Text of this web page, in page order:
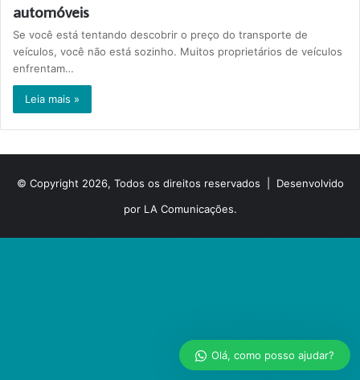
automóveis
Se você está tentando descobrir o preço do transporte de
veículos, você não está sozinho. Muitos proprietários de veículos
enfrentam…
Leia mais »
© Copyright 2026, Todos os direitos reservados | Desenvolvido
por LA Comunicações.
Olá, como posso ajudar?